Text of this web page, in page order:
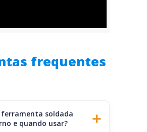
frequentes
ferramenta soldada
e quando usar?